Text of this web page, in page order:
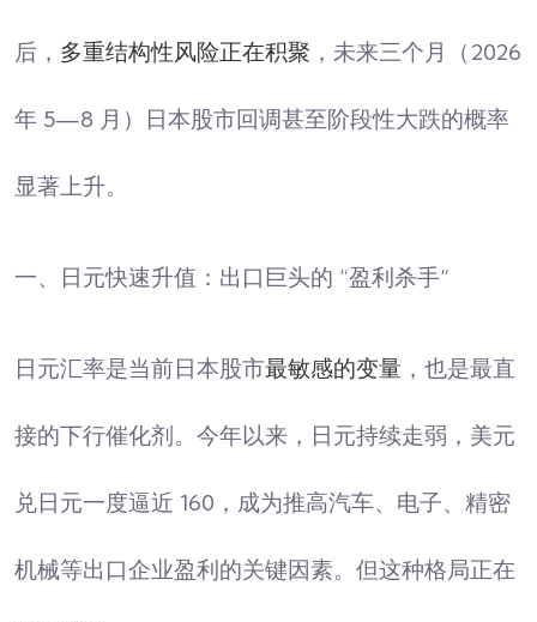
后， 多重结构性风险正在积聚 ，未来三个月（2026
年 5—8 月）日本股市回调甚至阶段性大跌的概率
显著上升。
一、日元快速升值：出口巨头的 “盈利杀手”
日元汇率是当前日本股市最敏感的变量 ，也是最直
接的下行催化剂。今年以来，日元持续走弱，美元
兑日元一度逼近 160，成为推高汽车、电子、精密
机械等出口企业盈利的关键因素。但这种格局正在